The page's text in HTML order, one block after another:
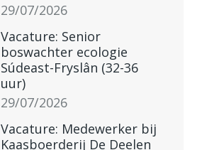
29/07/2026
Vacature: Senior
boswachter ecologie
Súdeast-Fryslân (32-36
uur)
29/07/2026
Vacature: Medewerker bij
Kaasboerderij De Deelen